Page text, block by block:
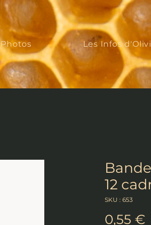
Photos Les Infos
12
SKU : 653
0,55 €